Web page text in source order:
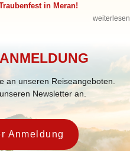
in Meran!
weiterlesen
ANMELDUNG
an unseren Reiseangeboten.
Newsletter an.
Anmeldung